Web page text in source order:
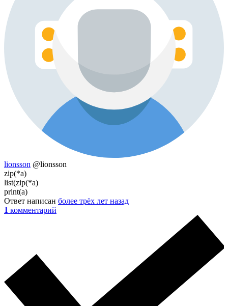
lionsson @lionsson
zip(*a)
list(zip(*a)
print(a)
Ответ написан более трёх лет назад
1 комментарий